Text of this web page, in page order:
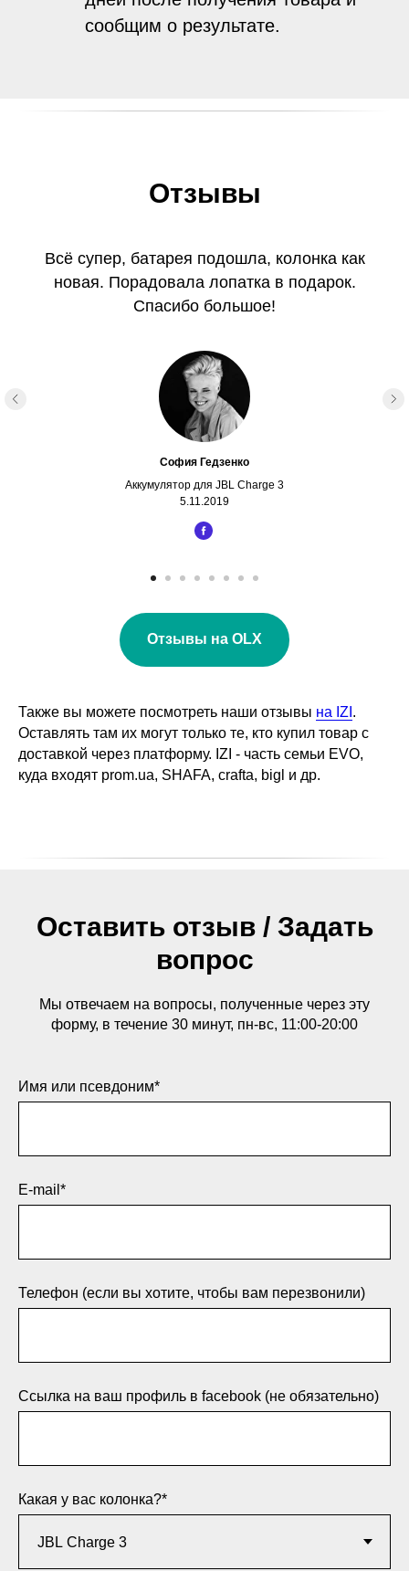
сообщим о результате.
Отзывы
Всё супер, батарея подошла, колонка как
новая. Порадовала лопатка в подарок.
Спасибо большое!
София Гедзенко
Аккумулятор для JBL Charge 3
5.11.2019
Отзывы на OLX
Также вы можете посмотреть наши отзывы на IZI .
Оставлять там их могут только те, кто купил товар с
доставкой через платформу. IZI - часть семьи EVO,
куда входят prom.ua, SHAFA, crafta, bigl и др.
Оставить отзыв / Задать
вопрос
Мы отвечаем на вопросы, полученные через эту
форму, в течение 30 минут, пн-вс, 11:00-20:00
Имя или псевдоним*
E-mail*
Телефон (если вы хотите, чтобы вам перезвонили)
Ссылка на ваш профиль в facebook (не обязательно)
Какая у вас колонка?*